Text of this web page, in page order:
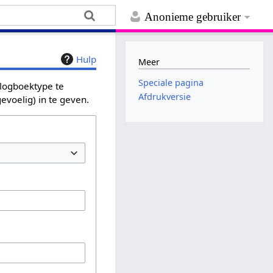
Anonieme gebruiker
Hulp
te
in te geven.
Meer
Speciale pagina
Afdrukversie